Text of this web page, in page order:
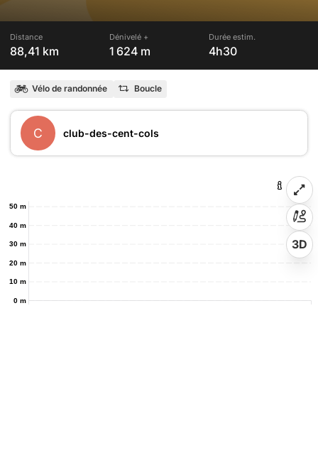
Distance
88,41 km
Dénivelé +
1 624 m
Durée estim.
4h30
Vélo de randonnée Boucle
C club-des-cent-cols
0 m
10 m
20 m
30 m
40 m
50 m
3D